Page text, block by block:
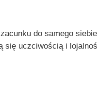
do samego
się uczciwością i